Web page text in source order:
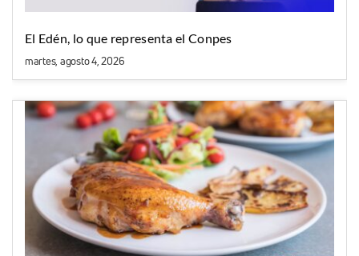
El Edén, lo que representa el Conpes
martes, agosto 4, 2026